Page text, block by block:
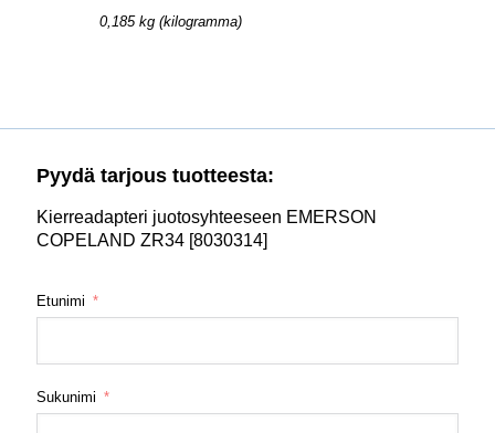
0,185 kg (kilogramma)
Pyydä tarjous tuotteesta:
Kierreadapteri juotosyhteeseen EMERSON
COPELAND ZR34 [8030314]
Etunimi
Sukunimi